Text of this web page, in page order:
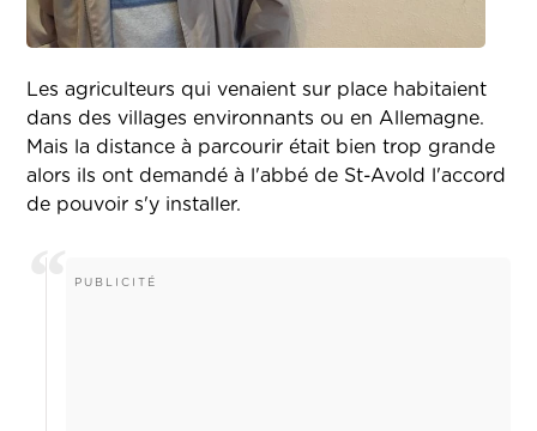
Les agriculteurs qui venaient sur place habitaient
dans des villages environnants ou en Allemagne.
Mais la distance à parcourir était bien trop grande
alors ils ont demandé à l'abbé de St-Avold l'accord
de pouvoir s'y installer.